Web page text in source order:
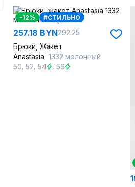
-12% #СТИЛЬНО
257.18 BYN292.25
Брюки, Жакет
Anastasia 1332 молочный
50 52 54 ,56